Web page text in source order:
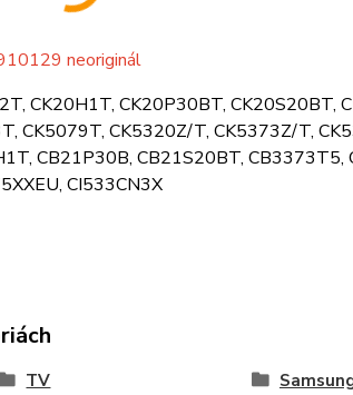
neoriginál
CK20H1T, CK20P30BT, CK20S20BT,
CK5079T, CK5320Z/T, CK5373Z/T,
CB21P30B, CB21S20BT,
CI533CN3X
TV